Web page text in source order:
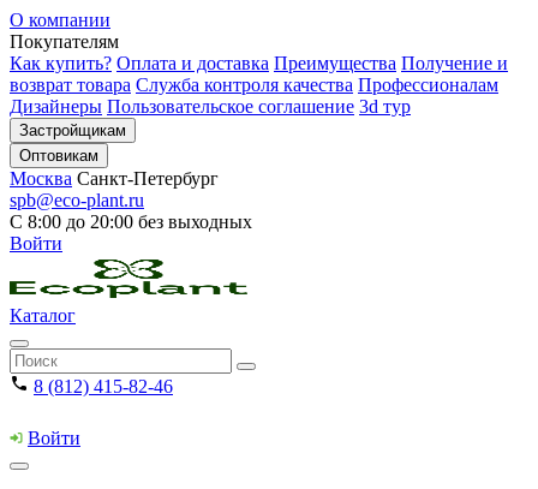
О компании
Покупателям
Как купить? Оплата и доставка Преимущества Получение и
возврат товара Служба контроля качества Профессионалам
Дизайнеры Пользовательское соглашение 3d тур
Застройщикам
Оптовикам
Москва Санкт-Петербург
spb@eco-plant.ru
С 8:00 до 20:00 без выходных
Войти
Каталог
8 (812) 415-82-46
Войти